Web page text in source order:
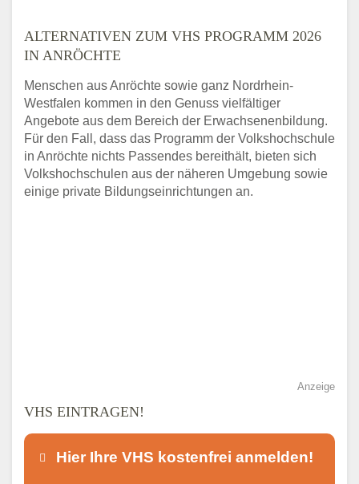
ALTERNATIVEN ZUM VHS PROGRAMM 2026
IN ANRÖCHTE
Menschen aus Anröchte sowie ganz Nordrhein-
Westfalen kommen in den Genuss vielfältiger
Angebote aus dem Bereich der Erwachsenenbildung.
Für den Fall, dass das Programm der Volkshochschule
in Anröchte nichts Passendes bereithält, bieten sich
Volkshochschulen aus der näheren Umgebung sowie
einige private Bildungseinrichtungen an.
Anzeige
VHS EINTRAGEN!
Hier Ihre VHS kostenfrei anmelden!